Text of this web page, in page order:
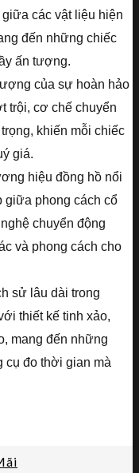
các vật liệu hiện
đến những chiếc
ấn tượng.
của sự hoàn hảo
trội, cơ chế chuyển
khiến mỗi chiếc
giá.
hiệu đồng hồ nổi
giữa phong cách cổ
chuyển động
và phong cách cho
sử lâu dài trong
thiết kế tinh xảo,
mang đến những
cụ đo thời gian mà